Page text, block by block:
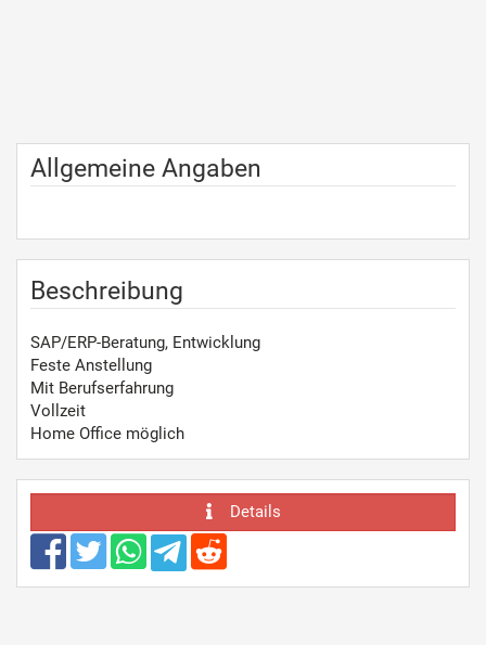
Allgemeine Angaben
Beschreibung
SAP/ERP-Beratung, Entwicklung
Feste Anstellung
Mit Berufserfahrung
Vollzeit
Home Office möglich
Details